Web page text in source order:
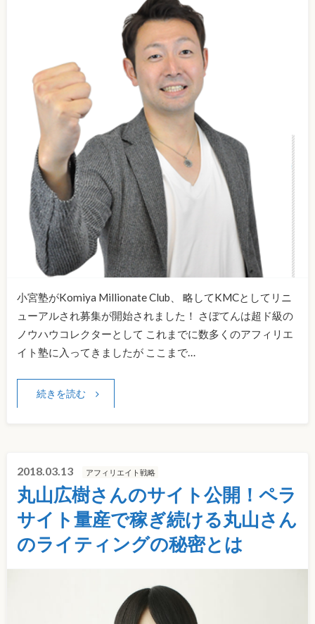
小宮塾がKomiya Millionate Club、 略してKMCとしてリニ
ューアルされ募集が開始されました！ さぼてんは超ド級の
ノウハウコレクターとして これまでに数多くのアフィリエ
イト塾に入ってきましたが ここまで…
続きを読む
2018.03.13 アフィリエイト戦略
丸山広樹さんのサイト公開！ペラ
サイト量産で稼ぎ続ける丸山さん
のライティングの秘密とは